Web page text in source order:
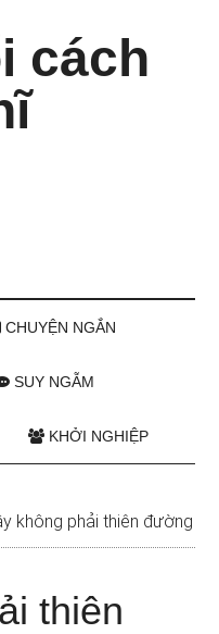
cách
CHUYỆN NGẮN
SUY NGẪM
KHỞI NGHIỆP
không phải thiên đường
thiên